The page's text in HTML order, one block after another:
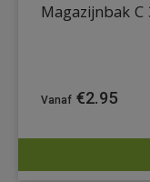
Magazijnbak
€2.95